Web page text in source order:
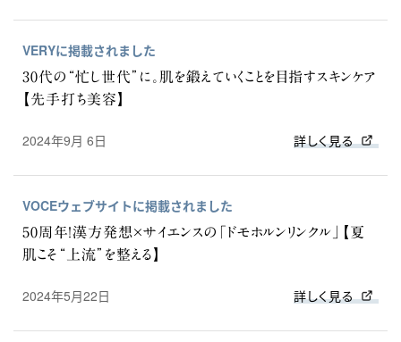
VERYに掲載されました
30代の“忙し世代”に。肌を鍛えていくことを目指すスキンケア
【先手打ち美容】
2024年9月 6日 詳しく見る
VOCEウェブサイトに掲載されました
50周年！漢方発想×サイエンスの「ドモホルンリンクル」【夏
肌こそ“上流”を整える】
2024年5月22日 詳しく見る